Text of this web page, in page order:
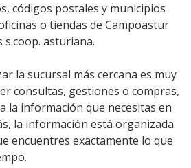
códigos postales y municipios
o tiendas de Campoastur
asturiana.
la sucursal más cercana es muy
consultas, gestiones o compras,
la información que necesitas en
la información está organizada
encuentres exactamente lo que